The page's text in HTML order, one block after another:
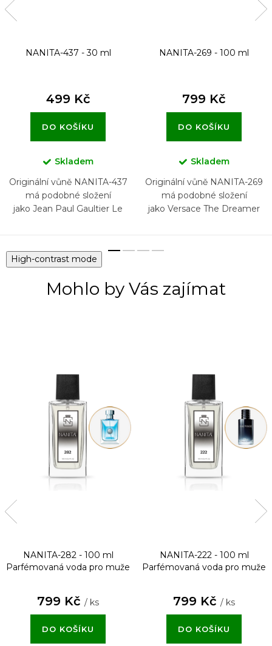
NANITA-437 - 30 ml
499 Kč
DO KOŠÍKU
Skladem
Originální vůně NANITA-437
má podobné složení
jako Jean Paul Gaultier Le
NANITA-269 - 100 ml
799 Kč
DO KOŠÍKU
Skladem
Originální vůně NANITA-269
má podobné složení
jako Versace The Dreamer
High-contrast mode
Mohlo by Vás zajímat
NANITA-282 - 100 ml
Parfémovaná voda pro muže
799 Kč / ks
DO KOŠÍKU
NANITA-222 - 100 ml
Parfémovaná voda pro muže
799 Kč / ks
DO KOŠÍKU